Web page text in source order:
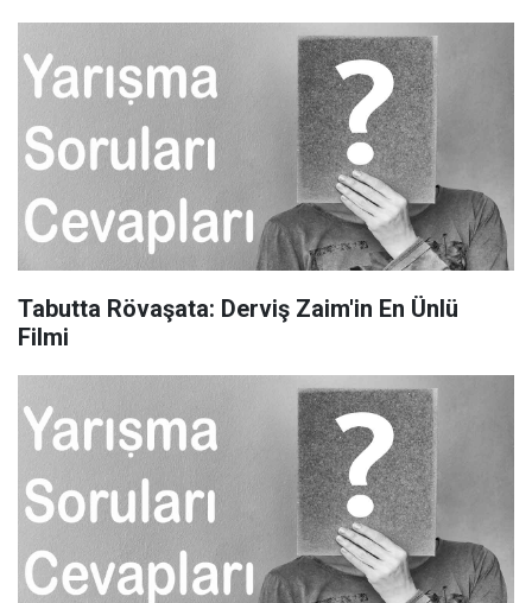
Tabutta Rövaşata: Derviş Zaim'in En Ünlü
Filmi